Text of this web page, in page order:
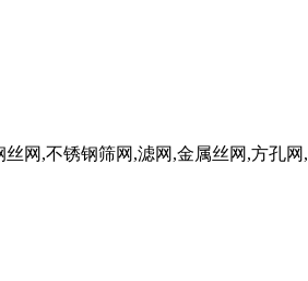
网,不锈钢筛网,滤网,金属丝网,方孔网